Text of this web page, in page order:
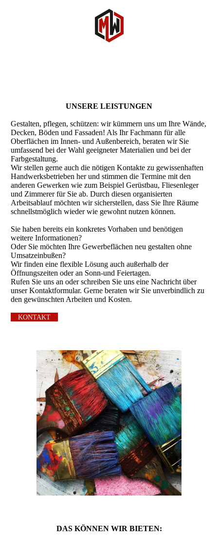
UNSERE LEIS­TUNGEN
Gestalten, pflegen, schützen: wir kümmern uns um Ihre Wände,
Decken, Böden und Fassaden! Als Ihr Fachmann für alle
Oberflächen im Innen- und Außenbereich, beraten wir Sie
umfassend bei der Wahl geeigneter Materialien und bei der
Farbgestaltung.
Wir stellen gerne auch die nötigen Kontakte zu gewissenhaften
Handwerksbetrieben her und stimmen die Termine mit den
anderen Gewerken wie zum Beispiel Gerüstbau, Fliesenleger
und Zimmerer für Sie ab. Durch diesen organisierten
Arbeitsablauf möchten wir sicherstellen, dass Sie Ihre Räume
schnellstmöglich wieder wie gewohnt nutzen können.
Sie haben bereits ein konkretes Vorhaben und benötigen
weitere Informationen?
Oder Sie möchten Ihre Gewerbeflächen neu gestalten ohne
Umsatzeinbußen?
Wir finden eine flexible Lösung auch außerhalb der
Öffnungszeiten oder an Sonn-und Feiertagen.
Rufen Sie uns an oder schreiben Sie uns eine Nachricht über
unser Kontaktformular. Gerne beraten wir Sie unverbindlich zu
den gewünschten Arbeiten und Kosten.
KONTAKT
DAS KÖNNEN WIR BIETEN: